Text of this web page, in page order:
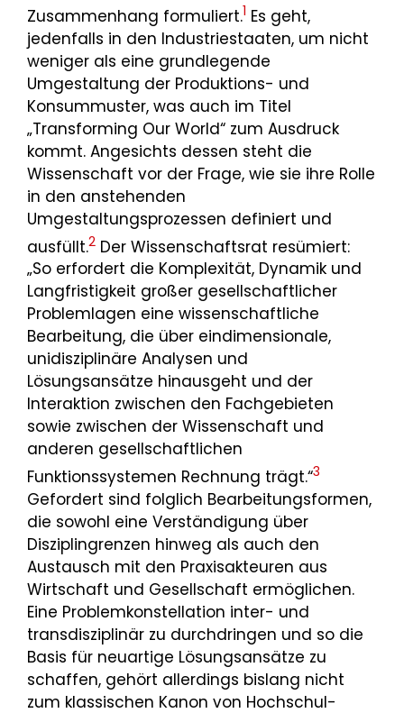
Zusammenhang formuliert.1 Es geht,
jedenfalls in den Industriestaaten, um nicht
weniger als eine grundlegende
Umgestaltung der Produktions- und
Konsummuster, was auch im Titel
„Transforming Our World“ zum Ausdruck
kommt. Angesichts dessen steht die
Wissenschaft vor der Frage, wie sie ihre Rolle
in den anstehenden
Umgestaltungsprozessen definiert und
ausfüllt.2 Der Wissenschaftsrat resümiert:
„So erfordert die Komplexität, Dynamik und
Langfristigkeit großer gesellschaftlicher
Problemlagen eine wissenschaftliche
Bearbeitung, die über eindimensionale,
unidisziplinäre Analysen und
Lösungsansätze hinausgeht und der
Interaktion zwischen den Fachgebieten
sowie zwischen der Wissenschaft und
anderen gesellschaftlichen
Funktionssystemen Rechnung trägt.“3
Gefordert sind folglich Bearbeitungsformen,
die sowohl eine Verständigung über
Disziplingrenzen hinweg als auch den
Austausch mit den Praxisakteuren aus
Wirtschaft und Gesellschaft ermöglichen.
Eine Problemkonstellation inter- und
transdisziplinär zu durchdringen und so die
Basis für neuartige Lösungsansätze zu
schaffen, gehört allerdings bislang nicht
zum klassischen Kanon von Hochschul-